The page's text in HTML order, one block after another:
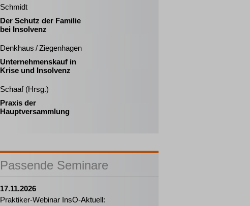
Schmidt
Der Schutz der Familie
bei Insolvenz
Denkhaus / Ziegenhagen
Unternehmenskauf in
Krise und Insolvenz
Schaaf (Hrsg.)
Praxis der
Hauptversammlung
Passende Seminare
17.11.2026
Praktiker-Webinar InsO-Aktuell: